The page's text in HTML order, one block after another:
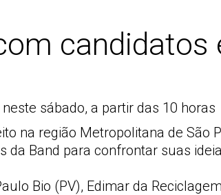
candidatos
sábado, a partir das 10 horas
na região Metropolitana de São
Band para confrontar suas
Bio (PV), Edimar da